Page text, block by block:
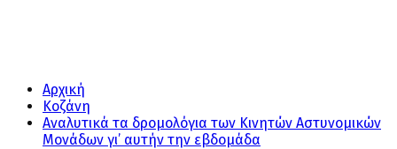
Αρχική
Κοζάνη
Αναλυτικά τα δρομολόγια των Κινητών Αστυνομικών
Μονάδων γι’ αυτήν την εβδομάδα